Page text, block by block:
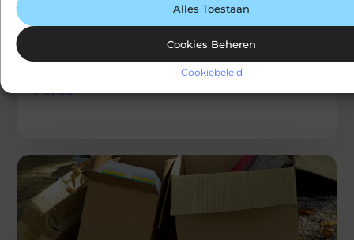
Alles Toestaan
Cookies Beheren
Cookiebeleid
AANBIEDINGEN
Grip op sleutelbeheer: zo houd je overzicht
In veel organisaties zijn fysieke sleutels nog steeds
onmisbaar. Denk aan de toegang tot gebouwen,
opslagruimtes, voertuigen of technische installaties.
Snapfact